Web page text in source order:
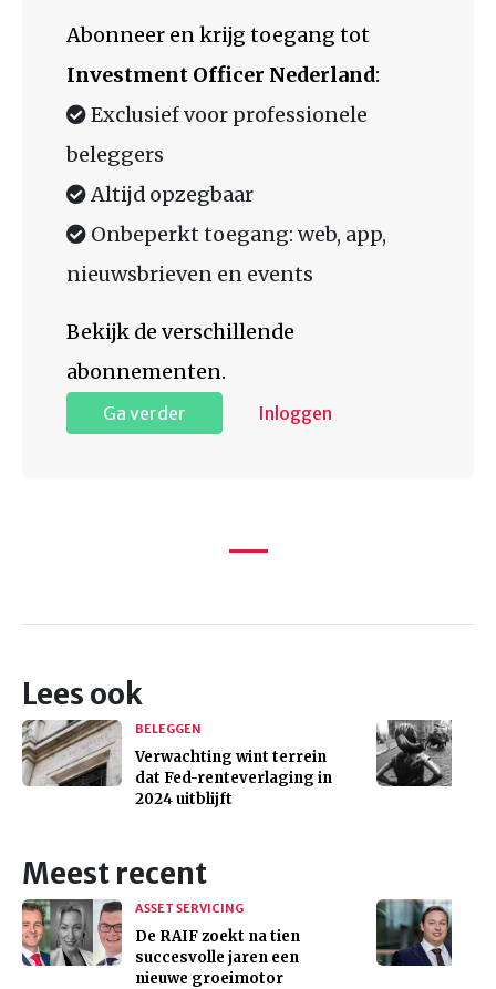
Abonneer en krijg toegang tot
Investment Officer Nederland:
Exclusief voor professionele
beleggers
Altijd opzegbaar
Onbeperkt toegang: web, app,
nieuwsbrieven en events
Bekijk de verschillende
abonnementen.
Ga verder Inloggen
Lees ook
BELEGGEN
Verwachting wint terrein
dat Fed-renteverlaging in
2024 uitblijft
Meest recent
ASSET SERVICING
De RAIF zoekt na tien
succesvolle jaren een
nieuwe groeimotor